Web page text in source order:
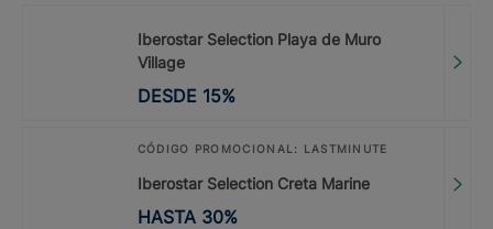
Iberostar Selection Playa de Muro
Village
DESDE 15%
CÓDIGO PROMOCIONAL: LASTMINUTE
Iberostar Selection Creta Marine
HASTA 30%